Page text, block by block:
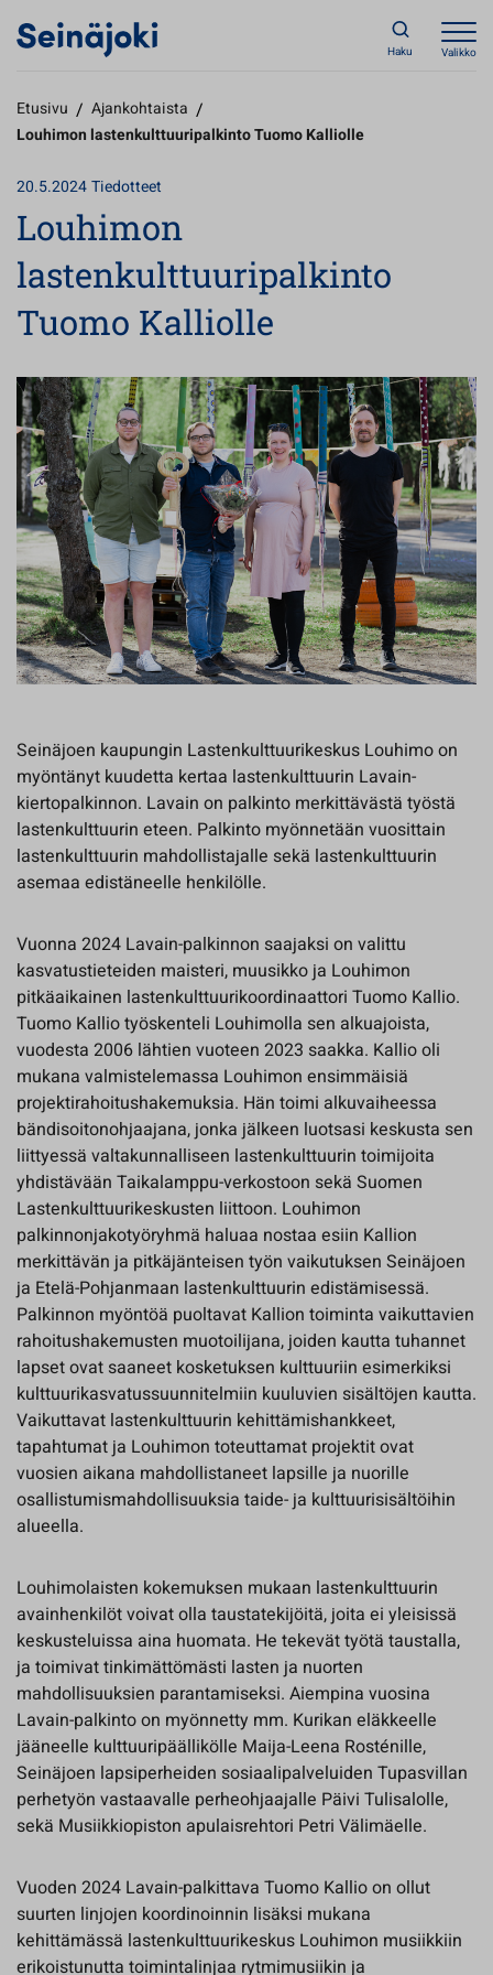
Haku Valikko
Etusivu / Ajankohtaista /
Louhimon lastenkulttuuripalkinto Tuomo Kalliolle
20.5.2024Tiedotteet
Louhimon
lastenkulttuuripalkinto
Tuomo Kalliolle
Seinäjoen kaupungin Lastenkulttuurikeskus Louhimo on
myöntänyt kuudetta kertaa lastenkulttuurin Lavain-
kiertopalkinnon. Lavain on palkinto merkittävästä työstä
lastenkulttuurin eteen. Palkinto myönnetään vuosittain
lastenkulttuurin mahdollistajalle sekä lastenkulttuurin
asemaa edistäneelle henkilölle.
Vuonna 2024 Lavain-palkinnon saajaksi on valittu
kasvatustieteiden maisteri, muusikko ja Louhimon
pitkäaikainen lastenkulttuurikoordinaattori Tuomo Kallio.
Tuomo Kallio työskenteli Louhimolla sen alkuajoista,
vuodesta 2006 lähtien vuoteen 2023 saakka. Kallio oli
mukana valmistelemassa Louhimon ensimmäisiä
projektirahoitushakemuksia. Hän toimi alkuvaiheessa
bändisoitonohjaajana, jonka jälkeen luotsasi keskusta sen
liittyessä valtakunnalliseen lastenkulttuurin toimijoita
yhdistävään Taikalamppu-verkostoon sekä Suomen
Lastenkulttuurikeskusten liittoon. Louhimon
palkinnonjakotyöryhmä haluaa nostaa esiin Kallion
merkittävän ja pitkäjänteisen työn vaikutuksen Seinäjoen
ja Etelä-Pohjanmaan lastenkulttuurin edistämisessä.
Palkinnon myöntöä puoltavat Kallion toiminta vaikuttavien
rahoitushakemusten muotoilijana, joiden kautta tuhannet
lapset ovat saaneet kosketuksen kulttuuriin esimerkiksi
kulttuurikasvatussuunnitelmiin kuuluvien sisältöjen kautta.
Vaikuttavat lastenkulttuurin kehittämishankkeet,
tapahtumat ja Louhimon toteuttamat projektit ovat
vuosien aikana mahdollistaneet lapsille ja nuorille
osallistumismahdollisuuksia taide- ja kulttuurisisältöihin
alueella.
Louhimolaisten kokemuksen mukaan lastenkulttuurin
avainhenkilöt voivat olla taustatekijöitä, joita ei yleisissä
keskusteluissa aina huomata. He tekevät työtä taustalla,
ja toimivat tinkimättömästi lasten ja nuorten
mahdollisuuksien parantamiseksi. Aiempina vuosina
Lavain-palkinto on myönnetty mm. Kurikan eläkkeelle
jääneelle kulttuuripäällikölle Maija-Leena Rosténille,
Seinäjoen lapsiperheiden sosiaalipalveluiden Tupasvillan
perhetyön vastaavalle perheohjaajalle Päivi Tulisalolle,
sekä Musiikkiopiston apulaisrehtori Petri Välimäelle.
Vuoden 2024 Lavain-palkittava Tuomo Kallio on ollut
suurten linjojen koordinoinnin lisäksi mukana
kehittämässä lastenkulttuurikeskus Louhimon musiikkiin
erikoistunutta toimintalinjaa rytmimusiikin ja